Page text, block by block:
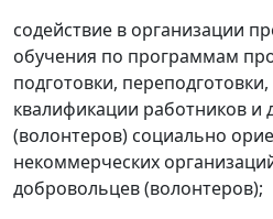
содействие в организации
обучения по программам
подготовки,
квалификации работников и
(волонтеров) социально
некоммерческих
добровольцев (волонтеров);